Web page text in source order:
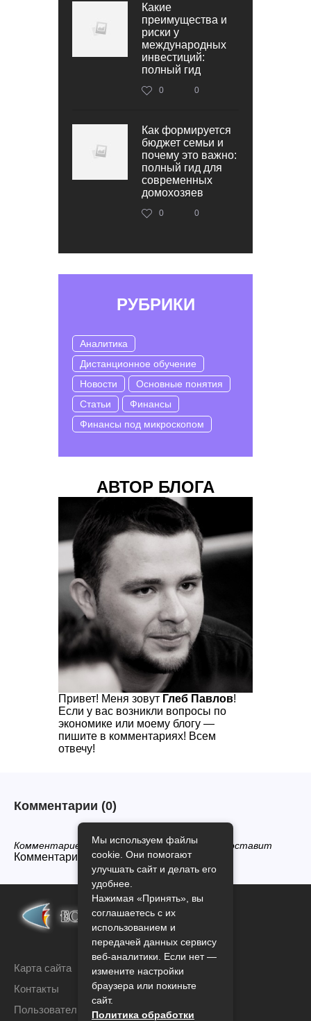
Какие
преимущества и
риски у
международных
инвестиций:
полный гид
0 0
Как формируется
бюджет семьи и
почему это важно:
полный гид для
современных
домохозяев
0 0
РУБРИКИ
Аналитика
Дистанционное обучение
Новости
Основные понятия
Статьи
Финансы
Финансы под микроскопом
АВТОР БЛОГА
Привет! Меня зовут Глеб Павлов!
Если у вас возникли вопросы по
экономике или моему блогу —
пишите в комментариях! Всем
отвечу!
Комментарии (0)
Комментариев нет, будьте первым кто его оставит
Комментарии закрыты.
Карта сайта
Контакты
Пользовательское соглашение
Мы используем файлы
cookie. Они помогают
улучшать сайт и делать его
удобнее.
Нажимая «Принять», вы
соглашаетесь с их
использованием и
передачей данных сервису
веб-аналитики. Если нет —
измените настройки
браузера или покиньте
сайт.
Политика обработки